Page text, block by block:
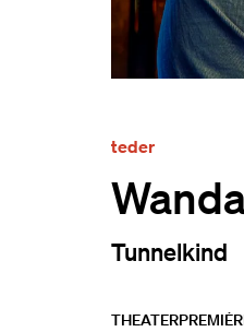
Tunnelkind
teder
THEATER